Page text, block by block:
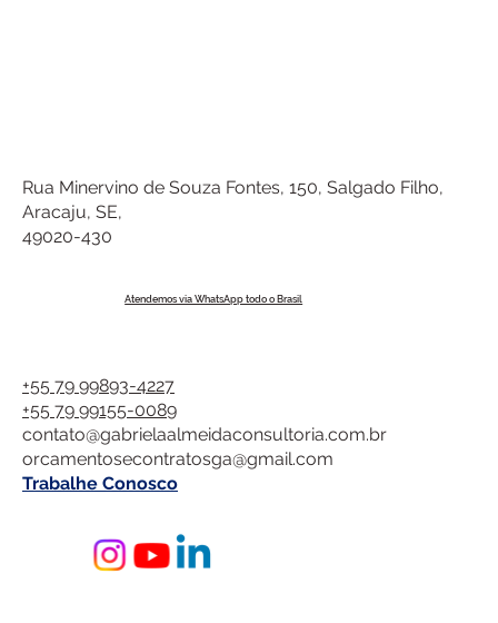
Rua Minervino de Souza Fontes, 150, Salgado Filho,
Aracaju, SE,
49020-430
Atendemos via WhatsApp todo o Brasil
+55 79 99893-4227
+55 79 99155-0089
contato@gabrielaalmeidaconsultoria.com.br
orcamentosecontratosga@gmail.com
Trabalhe Conosco